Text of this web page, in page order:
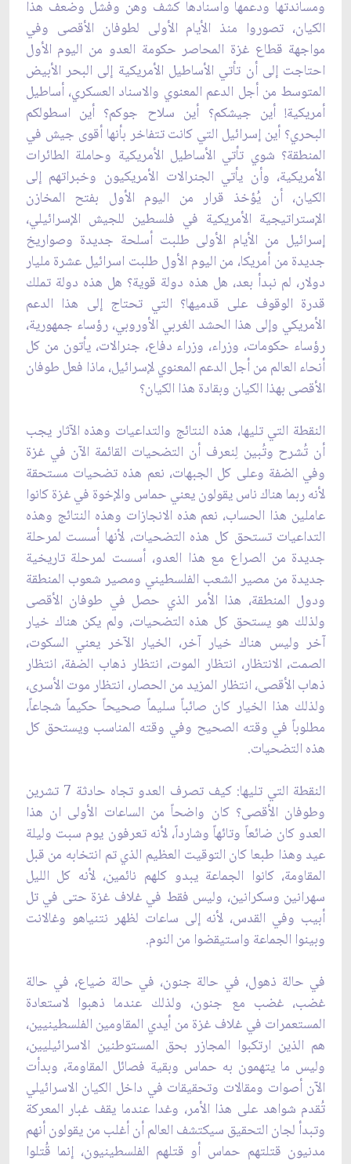
ومساندتها ودعمها واسنادها كشف وهن وفشل وضعف هذا
الكيان، تصوروا منذ الأيام ‏الأولى لطوفان الأقصى وفي
مواجهة قطاع غزة المحاصر حكومة العدو من اليوم الأول
احتاجت ‏إلى أن تأتي الأساطيل الأمريكية إلى البحر الأبيض
المتوسط من أجل الدعم المعنوي والاسناد ‏العسكري، أساطيل
أمريكية!‏ أين جيشكم؟ أين سلاح جوكم؟ أين اسطولكم
البحري؟ أين إسرائيل التي كانت تتفاخر بأنها أقوى جيش ‏في
المنطقة؟ شوي تأتي الأساطيل الأمريكية وحاملة الطائرات
الأمريكية، وأن يأتي الجنرالات ‏الأمريكيون وخبراتهم إلى
الكيان، أن يُؤخذ قرار من اليوم الأول بفتح المخازن
الإستراتيجية ‏الأمريكية في فلسطين للجيش الإسرائيلي،
إسرائيل من الأيام الأولى طلبت أسلحة جديدة وصواريخ
‏جديدة من أمريكا، من اليوم الأول طلبت اسرائيل عشرة مليار
دولار، لم نبدأ بعد، هل هذه دولة قوية؟ ‏هل هذه دولة تملك
قدرة الوقوف على قدميها؟ التي تحتاج إلى هذا الدعم
الأمريكي وإلى هذا الحشد ‏الغربي الأوروبي، رؤساء جمهورية،
رؤساء حكومات، وزراء، وزراء دفاع، جنرالات، يأتون من كل
‏أنحاء العالم من أجل الدعم المعنوي لإسرائيل، ماذا فعل طوفان
الأقصى بهذا الكيان وبقادة هذا ‏الكيان؟
النقطة التي تليها، هذه النتائج والتداعيات وهذه الآثار يجب
أن تُشرح وتُبين لِنعرف أن التضحيات ‏القائمة الآن في غزة
وفي الضفة وعلى كل الجبهات، نعم هذه تضحيات مستحقة
لأنه ربما هناك ‏ناس يقولون يعني حماس والإخوة في غزة كانوا
عاملين هذا الحساب، نعم هذه الانجازات وهذه ‏النتائج وهذه
التداعيات تستحق كل هذه التضحيات، لأنها أسست لمرحلة
جديدة من الصراع مع ‏هذا العدو، أسست لمرحلة تاريخية
جديدة من مصير الشعب الفلسطيني ومصير شعوب المنطقة
‏ودول المنطقة، هذا الأمر الذي حصل في طوفان الأقصى
ولذلك هو يستحق كل هذه التضحيات، ولم ‏يكن هناك خيار
آخر وليس هناك خيار آخر، الخيار الآخر يعني السكوت،
الصمت، الانتظار، انتظار ‏الموت، انتظار ذهاب الضفة، انتظار
ذهاب الأقصى، انتظار المزيد من الحصار، انتظار موت ‏الأسرى،
ولذلك هذا الخيار كان صائباً سليماً صحيحاً حكيماً شجاعاً،
مطلوباً في وقته الصحيح وفي ‏وقته المناسب ويستحق كل
هذه التضحيات.‏
النقطة التي تليها: كيف تصرف العدو تجاه حادثة 7 تشرين
وطوفان الأقصى؟ كان واضحاً من الساعات الأولى ان ‏هذا
العدو كان ضائعاً وتائهاً وشارداً، لأنه تعرفون يوم سبت وليلة
عيد وهذا طبعا كان التوقيت ‏العظيم الذي تم انتخابه من قبل
المقاومة، كانوا الجماعة يبدو كلهم نائمين، لأنه كل الليل
سهرانين ‏وسكرانين، وليس فقط في غلاف غزة حتى في تل
أبيب وفي القدس، لأنه إلى ساعات لظهر نتنياهو ‏وغالانت
وبينوا الجماعة واستيقضوا من النوم.‏
في حالة ذهول، في حالة جنون، في حالة ضياع، في حالة
غضب، غضب مع جنون، ولذلك عندما ‏ذهبوا لاستعادة
المستعمرات في غلاف غزة من أيدي المقاومين الفلسطينيين،
هم الذين ارتكبوا ‏المجازر بحق المستوطنين الاسرائيليين،
وليس ما يتهمون به حماس وبقية فصائل المقاومة، وبدأت
‏الآن أصوات ومقالات وتحقيقات في داخل الكيان الاسرائيلي
تُقدم شواهد على هذا الأمر، وغدا ‏عندما يقف غبار المعركة
وتبدأ لجان التحقيق سيكتشف العالم أن أغلب من يقولون أنهم
مدنيون ‏قتلتهم حماس أو قتلهم الفلسطينيون، إنما قُتلوا